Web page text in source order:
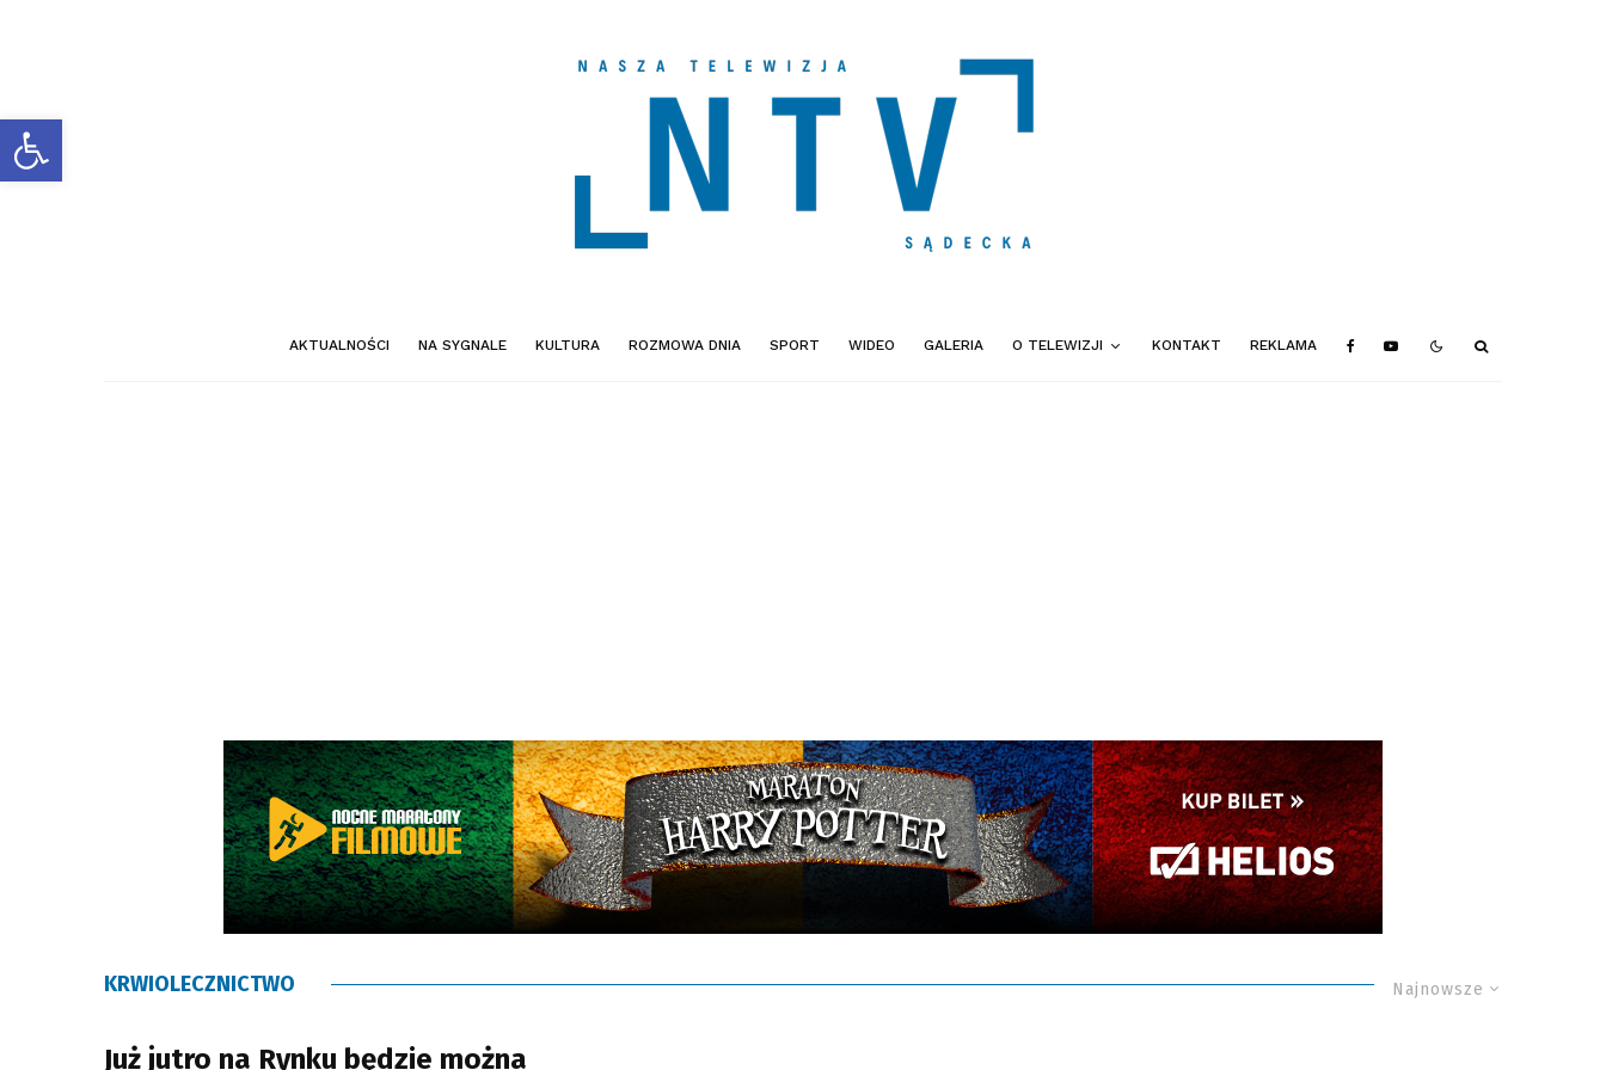
Otwórz pasek narzędzi
AKTUALNOŚCI NA SYGNALE KULTURA ROZMOWA DNIA SPORT WIDEO GALERIA O TELEWIZJI KONTAKT REKLAMA
Najnowsze
KRWIOLECZNICTWO
Już jutro na Rynku będzie można